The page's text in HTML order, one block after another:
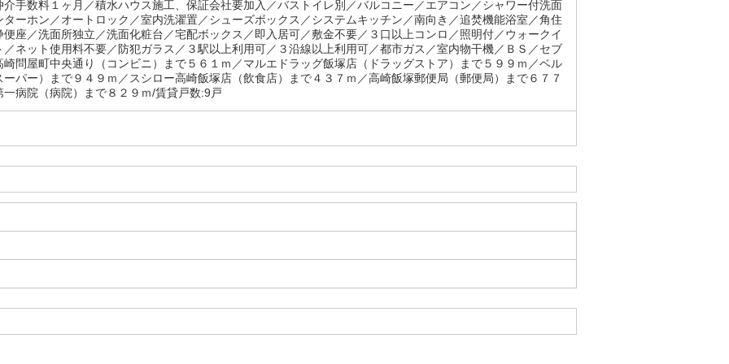
介手数料１ヶ月／積水ハウス施工、保証会社要加入／バストイレ別／バルコニー／エアコン／シャワー付洗面
ターホン／オートロック／室内洗濯置／シューズボックス／システムキッチン／南向き／追焚機能浴室／角住
便座／洗面所独立／洗面化粧台／宅配ボックス／即入居可／敷金不要／３口以上コンロ／照明付／ウォークイ
／ネット使用料不要／防犯ガラス／３駅以上利用可／３沿線以上利用可／都市ガス／室内物干機／ＢＳ／セブ
崎問屋町中央通り（コンビニ）まで５６１ｍ／マルエドラッグ飯塚店（ドラッグストア）まで５９９ｍ／ベル
ーパー）まで９４９ｍ／スシロー高崎飯塚店（飲食店）まで４３７ｍ／高崎飯塚郵便局（郵便局）まで６７７
一病院（病院）まで８２９ｍ/賃貸戸数:9戸